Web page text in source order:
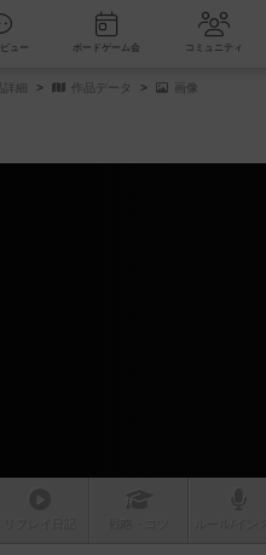
新着レビュー ボードゲーム会
細 作品データ 画像